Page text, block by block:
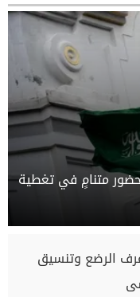
متنامٍ في تغطية
غرف الرضع وتنسيق